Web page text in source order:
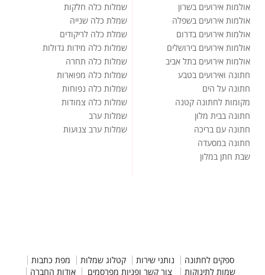
אולמות אירועים בשרון
אולמות אירועים בשפלה
אולמות אירועים בדרום
אולמות אירועים בירושלים
אולמות אירועים בתל אביב
חתונה ואירועים בטבע
חתונה על הים
מקומות לחתונה קטנה
חתונה בבית מלון
חתונה עם בריכה
חתונה במסעדה
שבת חתן במלון
שמלות כלה חלקות
שמלת כלה שנייה
שמלת כלה לריקודים
שמלות כלה מידות גדולות
שמלות כלה תחרה
שמלות כלה מפוארות
שמלות כלה נפוחות
שמלות כלה צמודות
שמלות ערב
שמלות ערב צנועות
ספקים לחתונה נותני שירות קטלוג שמלות
מפת כתבות
שמות לתינוקות
צור קשר ופניות מפרסמים אודות החברה